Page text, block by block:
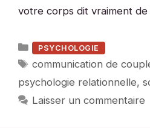
votre corps dit vraiment
Catégories
PSYCHOLOGIE
Étiquettes
communication de
psychologie relationnelle,
Laisser un commentaire